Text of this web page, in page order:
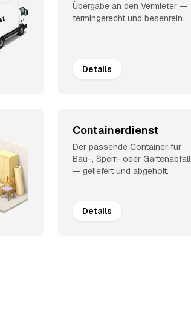
Übergabe an den Vermieter —
termingerecht und besenrein.
Details
Containerdienst
Der passende Container für
Bau-, Sperr- oder Gartenabfall
— geliefert und abgeholt.
Details